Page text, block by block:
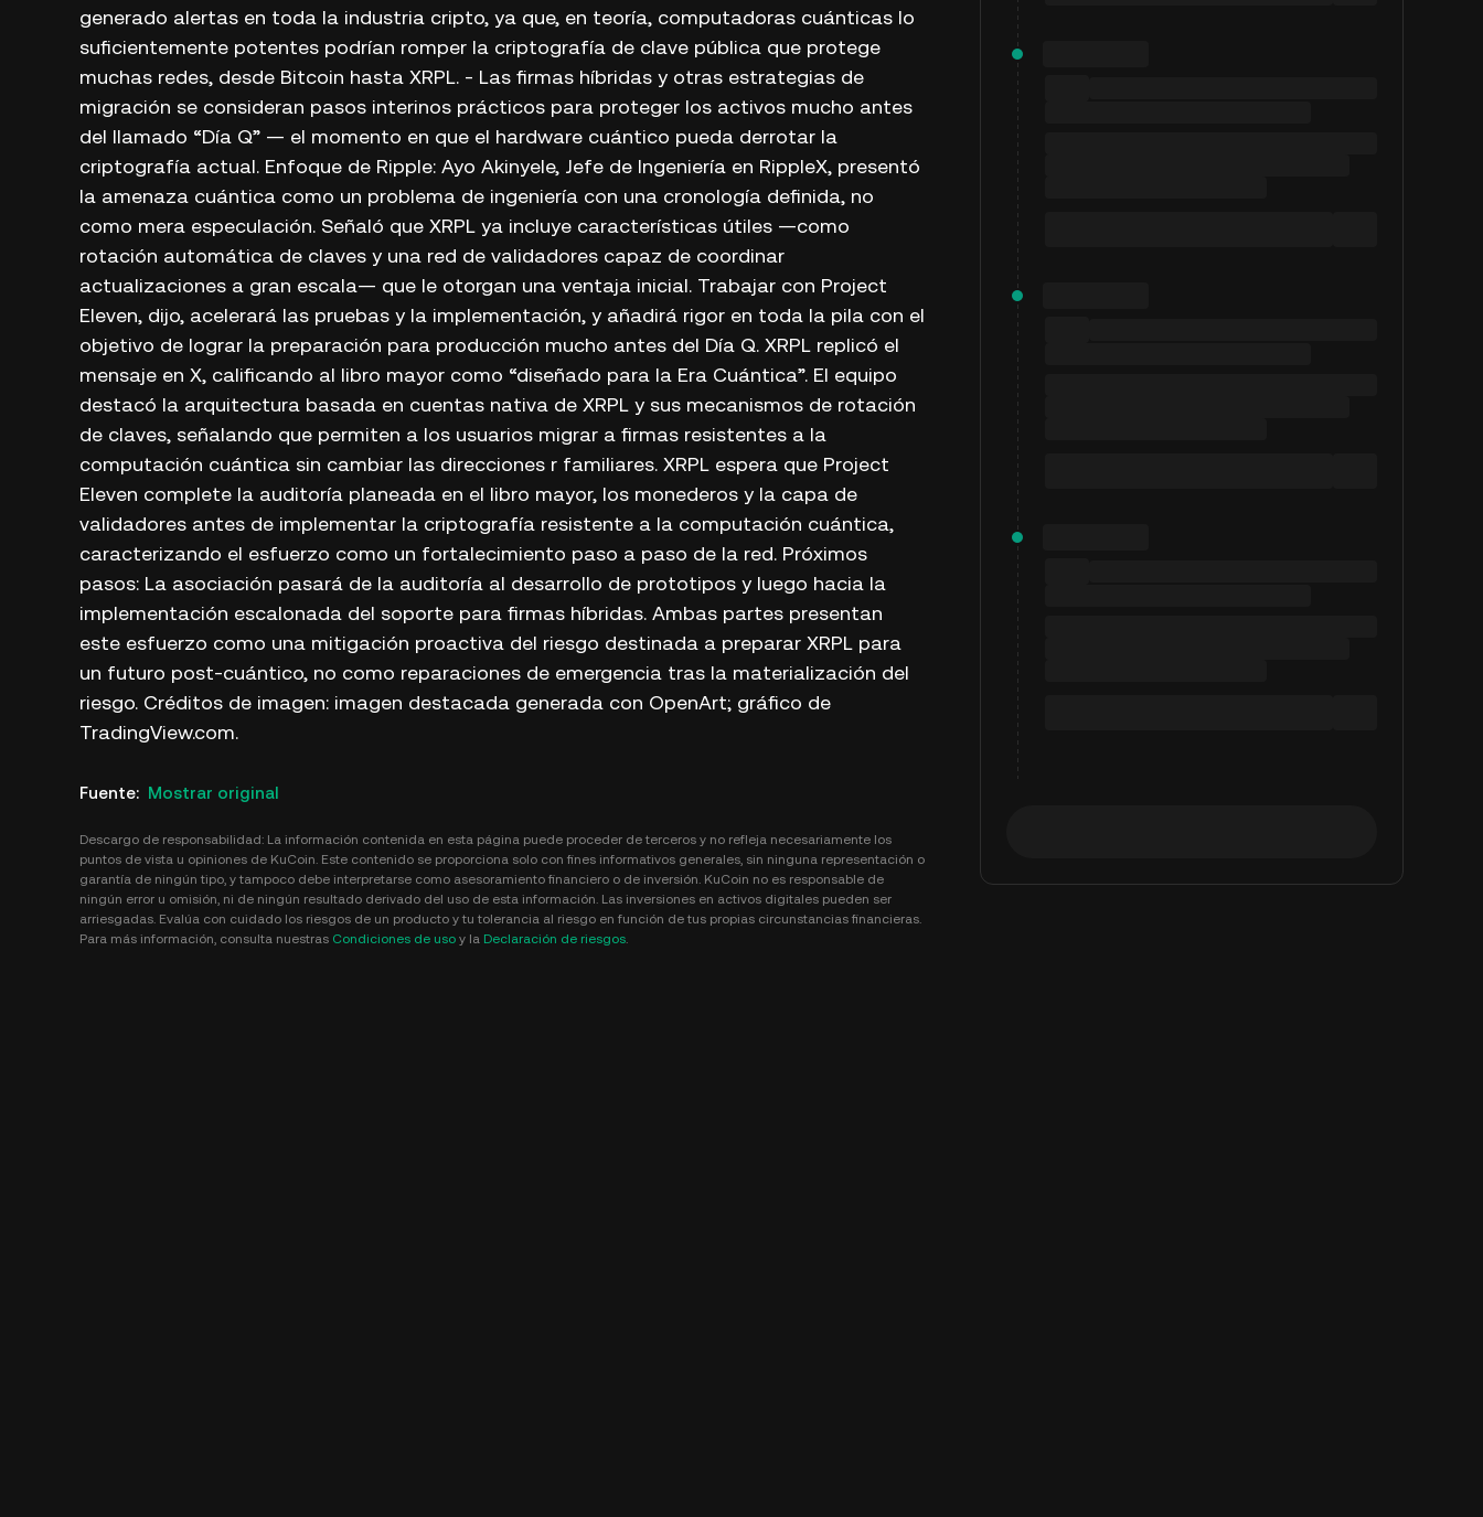
generado alertas en toda la industria cripto, ya que, en teoría, computadoras cuánticas lo
suficientemente potentes podrían romper la criptografía de clave pública que protege
muchas redes, desde Bitcoin hasta XRPL. - Las firmas híbridas y otras estrategias de
migración se consideran pasos interinos prácticos para proteger los activos mucho antes
del llamado “Día Q” — el momento en que el hardware cuántico pueda derrotar la
criptografía actual. Enfoque de Ripple: Ayo Akinyele, Jefe de Ingeniería en RippleX, presentó
la amenaza cuántica como un problema de ingeniería con una cronología definida, no
como mera especulación. Señaló que XRPL ya incluye características útiles —como
rotación automática de claves y una red de validadores capaz de coordinar
actualizaciones a gran escala— que le otorgan una ventaja inicial. Trabajar con Project
Eleven, dijo, acelerará las pruebas y la implementación, y añadirá rigor en toda la pila con el
objetivo de lograr la preparación para producción mucho antes del Día Q. XRPL replicó el
mensaje en X, calificando al libro mayor como “diseñado para la Era Cuántica”. El equipo
destacó la arquitectura basada en cuentas nativa de XRPL y sus mecanismos de rotación
de claves, señalando que permiten a los usuarios migrar a firmas resistentes a la
computación cuántica sin cambiar las direcciones r familiares. XRPL espera que Project
Eleven complete la auditoría planeada en el libro mayor, los monederos y la capa de
validadores antes de implementar la criptografía resistente a la computación cuántica,
caracterizando el esfuerzo como un fortalecimiento paso a paso de la red. Próximos
pasos: La asociación pasará de la auditoría al desarrollo de prototipos y luego hacia la
implementación escalonada del soporte para firmas híbridas. Ambas partes presentan
este esfuerzo como una mitigación proactiva del riesgo destinada a preparar XRPL para
un futuro post-cuántico, no como reparaciones de emergencia tras la materialización del
riesgo. Créditos de imagen: imagen destacada generada con OpenArt; gráfico de
TradingView.com.
Fuente: Mostrar original
Descargo de responsabilidad: La información contenida en esta página puede proceder de terceros y no refleja necesariamente los
puntos de vista u opiniones de KuCoin. Este contenido se proporciona solo con fines informativos generales, sin ninguna representación o
garantía de ningún tipo, y tampoco debe interpretarse como asesoramiento financiero o de inversión. KuCoin no es responsable de
ningún error u omisión, ni de ningún resultado derivado del uso de esta información. Las inversiones en activos digitales pueden ser
arriesgadas. Evalúa con cuidado los riesgos de un producto y tu tolerancia al riesgo en función de tus propias circunstancias financieras.
Para más información, consulta nuestras Condiciones de uso y la Declaración de riesgos.